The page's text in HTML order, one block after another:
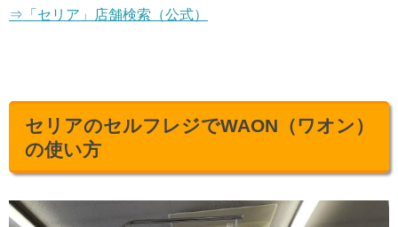
⇒「セリア」店舗検索（公式）
セリアのセルフレジでWAON（ワオン）
の使い方